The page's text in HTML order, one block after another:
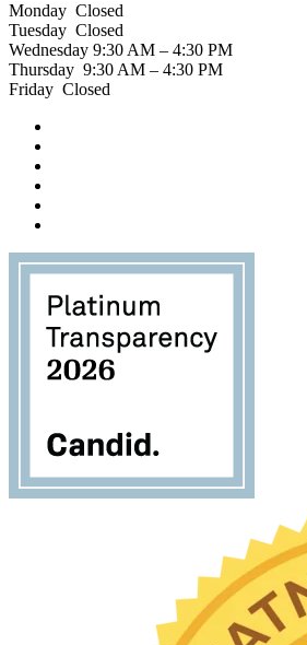
Monday Closed
Tuesday Closed
Wednesday 9:30 AM – 4:30 PM
Thursday 9:30 AM – 4:30 PM
Friday Closed